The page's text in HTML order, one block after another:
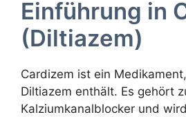
Einführung in
(Diltiazem)
Cardizem ist ein
Diltiazem enthält. Es gehört
Kalziumkanalblocker und